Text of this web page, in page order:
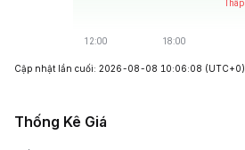
Cập nhật lần cuối: 2026-08-08 10:06:08 (UTC+0)
Thống Kê Giá